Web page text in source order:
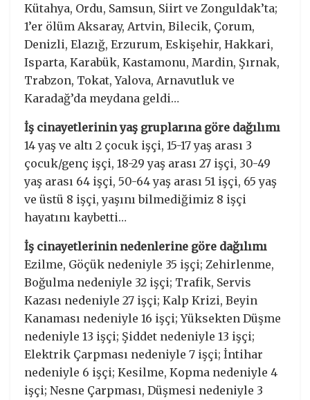
Kütahya, Ordu, Samsun, Siirt ve Zonguldak’ta;
1’er ölüm Aksaray, Artvin, Bilecik, Çorum,
Denizli, Elazığ, Erzurum, Eskişehir, Hakkari,
Isparta, Karabük, Kastamonu, Mardin, Şırnak,
Trabzon, Tokat, Yalova, Arnavutluk ve
Karadağ’da meydana geldi…
İş cinayetlerinin yaş gruplarına göre dağılımı
14 yaş ve altı 2 çocuk işçi, 15-17 yaş arası 3
çocuk/genç işçi, 18-29 yaş arası 27 işçi, 30-49
yaş arası 64 işçi, 50-64 yaş arası 51 işçi, 65 yaş
ve üstü 8 işçi, yaşını bilmediğimiz 8 işçi
hayatını kaybetti…
İş cinayetlerinin nedenlerine göre dağılımı
Ezilme, Göçük nedeniyle 35 işçi; Zehirlenme,
Boğulma nedeniyle 32 işçi; Trafik, Servis
Kazası nedeniyle 27 işçi; Kalp Krizi, Beyin
Kanaması nedeniyle 16 işçi; Yüksekten Düşme
nedeniyle 13 işçi; Şiddet nedeniyle 13 işçi;
Elektrik Çarpması nedeniyle 7 işçi; İntihar
nedeniyle 6 işçi; Kesilme, Kopma nedeniyle 4
işçi; Nesne Çarpması, Düşmesi nedeniyle 3